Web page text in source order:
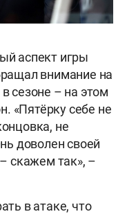
аспект игры
внимание на
сезоне – на этом
«Пятёрку себе не
не
доволен своей
скажем так», –
в атаке, что